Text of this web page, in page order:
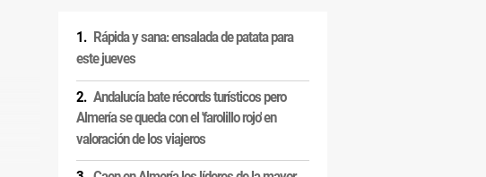
Rápida y sana: ensalada de patata para
este jueves
Andalucía bate récords turísticos pero
Almería se queda con el 'farolillo rojo' en
valoración de los viajeros